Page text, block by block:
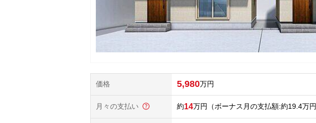
価格 5,980万円
月々の支払い 14万円 （ボーナス月の支払額:約19.4万円